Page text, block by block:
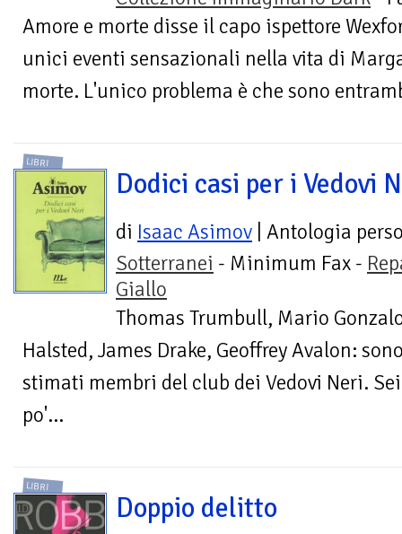
Amore e morte disse il capo ispettore
unici eventi sensazionali nella vita di
morte. L'unico problema è che sono
LIBRI
Dodici casi per i Vedovi
di Isaac Asimov | Antologia
Sotterranei - Minimum Fax -
Giallo
Thomas Trumbull, Mario
Halsted, James Drake, Geoffrey Avalon:
stimati membri del club dei Vedovi Neri.
po'...
LIBRI
Doppio delitto